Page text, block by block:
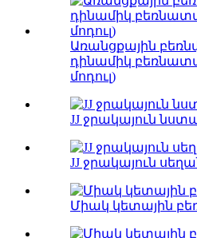
Առանցքային
դինամիկ
մոդուլ)
JJ ջրակայուն
JJ ջրակայուն
Միակ կետային